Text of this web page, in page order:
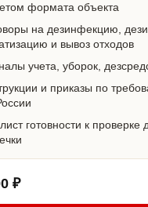
формата объекта
на дезинфекцию,
и вывоз отходов
учета, уборок,
и приказы по
готовности к проверке
₽